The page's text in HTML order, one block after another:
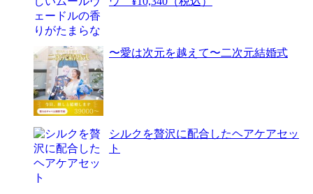
〜愛は次元を越えて〜二次元結婚式
シルクを贅沢に配合したヘアケアセッ
ト